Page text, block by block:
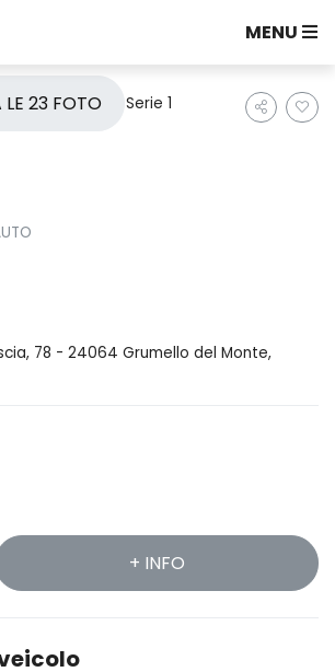
MENU
Bmw Serie 1
LE 23 FOTO
78 - 24064 Grumello del Monte,
+ INFO